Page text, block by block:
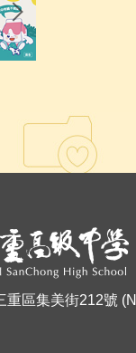
區集美街212號